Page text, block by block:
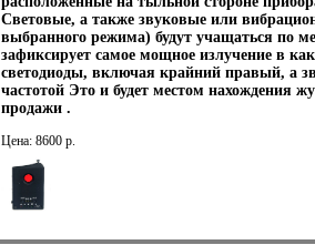
Световые, а также звуковые или
выбранного режима) будут учащаться по
зафиксирует самое мощное излучение в
светодиоды, включая крайний правый, а
частотой Это и будет местом нахождения
продажи .
Цена: 8600 р.